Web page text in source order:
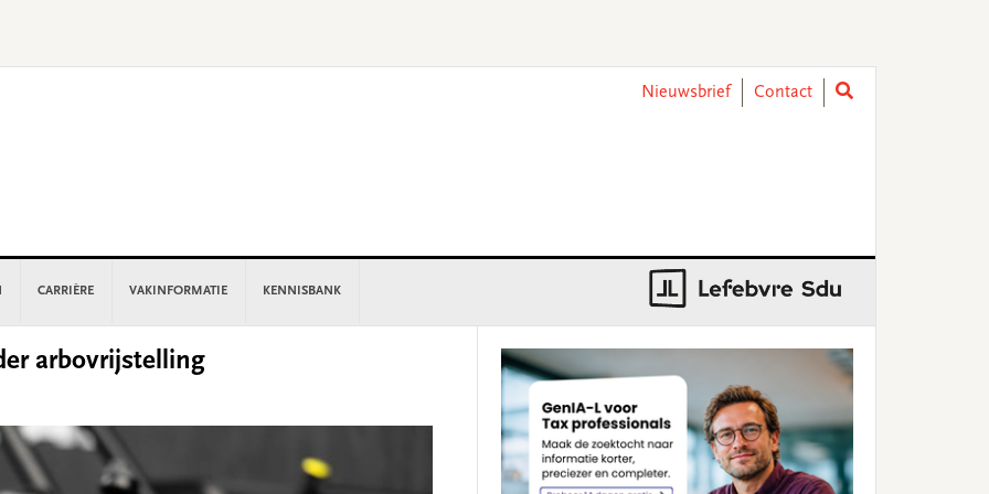
Nieuwsbrief
Contact
CARRIÈRE VAKINFORMATIE KENNISBANK
arbovrijstelling
Sidebar